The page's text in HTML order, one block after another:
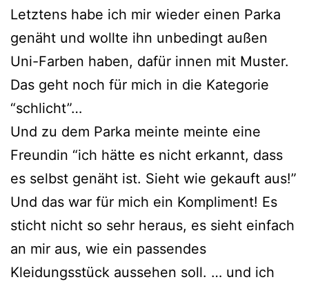
Letztens habe ich mir wieder einen Parka
genäht und wollte ihn unbedingt außen
Uni-Farben haben, dafür innen mit Muster.
Das geht noch für mich in die Kategorie
“schlicht”…
Und zu dem Parka meinte meinte eine
Freundin “ich hätte es nicht erkannt, dass
es selbst genäht ist. Sieht wie gekauft aus!”
Und das war für mich ein Kompliment! Es
sticht nicht so sehr heraus, es sieht einfach
an mir aus, wie ein passendes
Kleidungsstück aussehen soll. … und ich